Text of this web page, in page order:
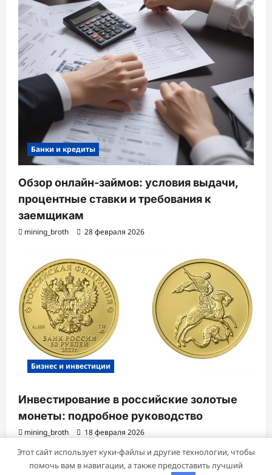
Банки и кредиты
Обзор онлайн-займов: условия выдачи,
процентные ставки и требования к
заемщикам
mining_broth 28 февраля 2026
Бизнес и инвестиции
Инвестирование в российские золотые
монеты: подробное руководство
mining_broth 18 февраля 2026
Этот сайт использует куки-файлы и другие технологии, чтобы
помочь вам в навигации, а также предоставить лучший